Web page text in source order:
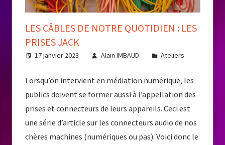
LES CÂBLES DE NOTRE QUOTIDIEN : LES
PRISES JACK
17 janvier 2023 Alain IMBAUD Ateliers
Lorsqu’on intervient en médiation numérique, les
publics doivent se former aussi à l’appellation des
prises et connecteurs de leurs appareils. Ceci est
une série d’article sur les connecteurs audio de nos
chères machines (numériques ou pas). Voici donc le